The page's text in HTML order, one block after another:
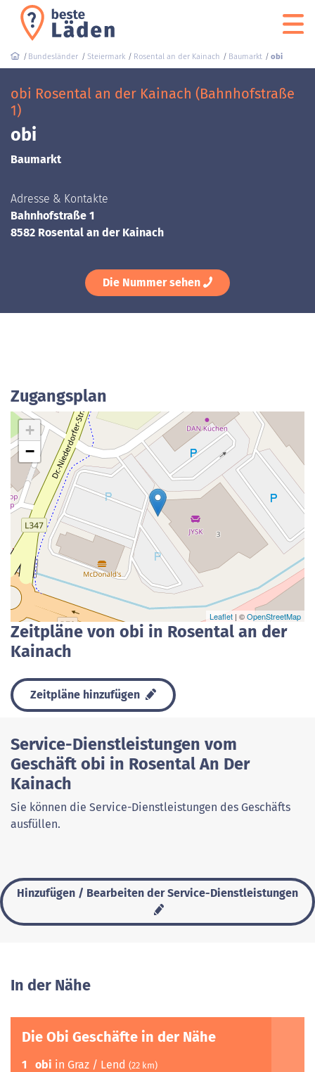
Bundesländer Steiermark Rosental an der Kainach Baumarkt obi
obi Rosental an der Kainach (Bahnhofstraße
1)
obi
Baumarkt
Adresse & Kontakte
Bahnhofstraße 1
8582 Rosental an der Kainach
Die Nummer sehen
Zugangsplan
+
−
Leaflet | ©OpenStreetMap
Zeitpläne von obi in Rosental an der
Kainach
Zeitpläne hinzufügen
Service-Dienstleistungen vom
Geschäft obi in Rosental An Der
Kainach
Sie können die Service-Dienstleistungen des Geschäfts
ausfüllen.
Hinzufügen / Bearbeiten der Service-Dienstleistungen
In der Nähe
Die Obi Geschäfte in der Nähe
1 obi in Graz / Lend (22 km)